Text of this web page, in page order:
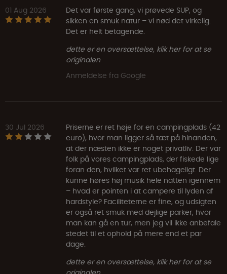
01 Aug 2026
Det var første gang, vi prøvede SUP, og
sikken en smuk natur – vi nød det virkelig.
Det er helt betagende.
dette er en oversættelse, klik her for at se
originalen
Anmeldelse fra Google
30 Jul 2026
Priserne er ret høje for en campingplads (42
euro), hvor man ligger så tæt på hinanden,
at der næsten ikke er noget privatliv. Der var
folk på vores campingplads, der fiskede lige
foran den, hvilket var ret ubehageligt. Der
kunne høres høj musik hele natten igennem
– hvad er pointen i at campere til lyden af
hardstyle? Faciliteterne er fine, og udsigten
er også ret smuk med dejlige parker, hvor
man kan gå en tur, men jeg vil ikke anbefale
stedet til et ophold på mere end et par
dage.
dette er en oversættelse, klik her for at se